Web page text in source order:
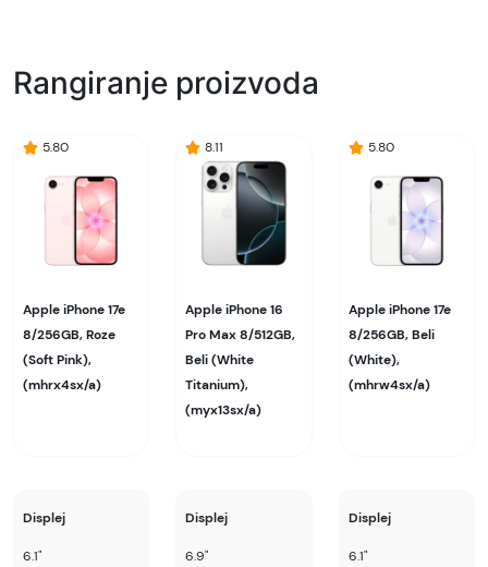
Rangiranje proizvoda
5.80
Apple iPhone 17e
8/256GB, Roze
(Soft Pink),
(mhrx4sx/a)
8.11
Apple iPhone 16
Pro Max 8/512GB,
Beli (White
Titanium),
(myx13sx/a)
5.80
Apple iPhone 17e
8/256GB, Beli
(White),
(mhrw4sx/a)
Displej
6.1"
Displej
6.9"
Displej
6.1"